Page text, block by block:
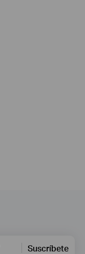
Suscríbete